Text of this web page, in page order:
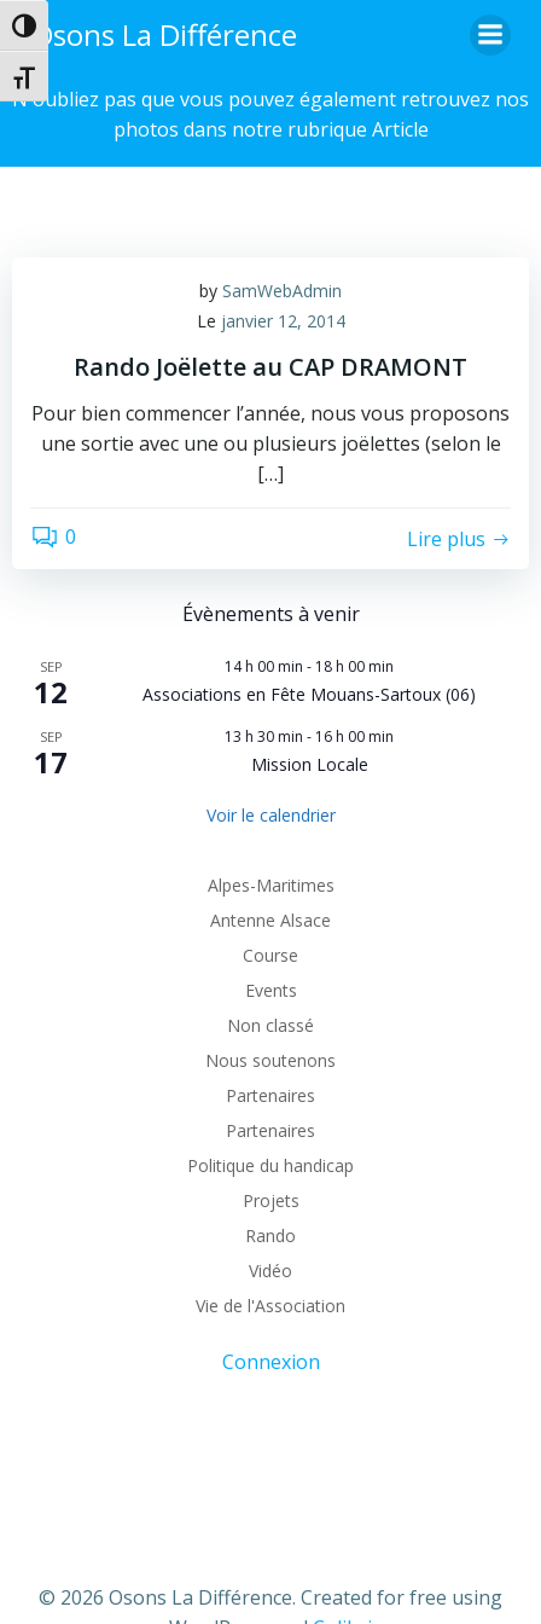
Passer en contraste élevé
Changer la taille de la police
au
Osons La Différence
N'oubliez pas que vous pouvez également retrouvez nos
photos dans notre rubrique Article
by SamWebAdmin
Le janvier 12, 2014
Rando Joëlette au CAP DRAMONT
Pour bien commencer l’année, nous vous proposons
une sortie avec une ou plusieurs joëlettes (selon le
[…]
0 Lire plus
Évènements à venir
SEP
12
14 h 00 min - 18 h 00 min
Associations en Fête Mouans-Sartoux (06)
SEP
17
13 h 30 min - 16 h 00 min
Mission Locale
Voir le calendrier
Alpes-Maritimes
Antenne Alsace
Course
Events
Non classé
Nous soutenons
Partenaires
Partenaires
Politique du handicap
Projets
Rando
Vidéo
Vie de l'Association
Connexion
© 2026 Osons La Différence. Created for free using